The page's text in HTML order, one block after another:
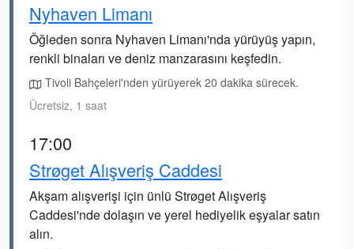
Nyhaven Limanı
Öğleden sonra Nyhaven Limanı'nda yürüyüş yapın,
renkli binaları ve deniz manzarasını keşfedin.
Tivoli Bahçeleri'nden yürüyerek 20 dakika sürecek.
Ücretsiz, 1 saat
17:00
Strøget Alışveriş Caddesi
Akşam alışverişi için ünlü Strøget Alışveriş
Caddesi'nde dolaşın ve yerel hediyelik eşyalar satın
alın.